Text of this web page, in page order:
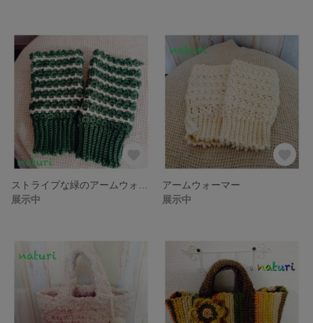
展示中
アームウォーマー
展示中